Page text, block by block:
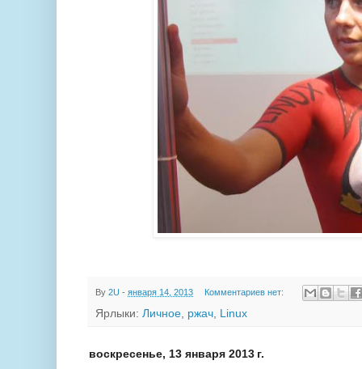
By 2U - января 14, 2013 Комментариев нет:
Ярлыки: Личное, ржач, Linux
воскресенье, 13 января 2013 г.